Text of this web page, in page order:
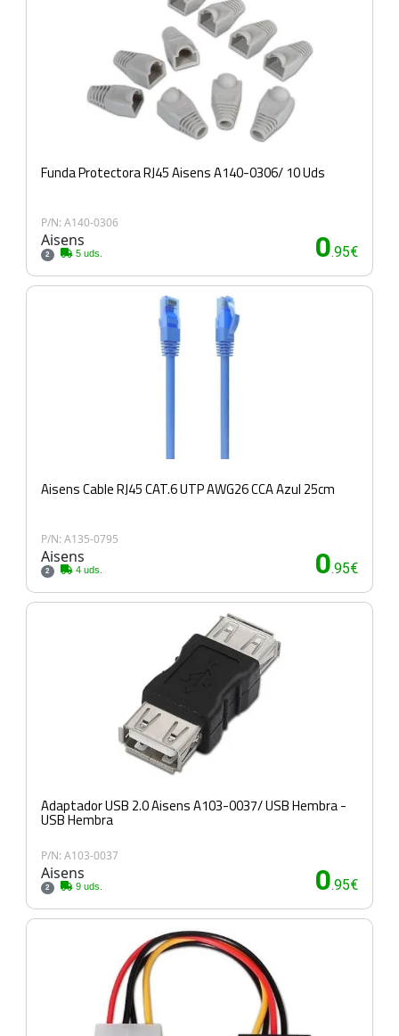
Funda Protectora RJ45 Aisens A140-0306/ 10 Uds
P/N: A140-0306
Aisens
2 5 uds. 0.95€
Aisens Cable RJ45 CAT.6 UTP AWG26 CCA Azul 25cm
P/N: A135-0795
Aisens
2 4 uds. 0.95€
Adaptador USB 2.0 Aisens A103-0037/ USB Hembra -
USB Hembra
P/N: A103-0037
Aisens
2 9 uds. 0.95€